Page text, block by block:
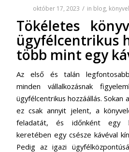
október 17, 2023 / in blog,
Tökéletes
ügyfélcentrikus
több mint egy
Az első és talán
minden vállalkozásnak
ügyfélcentrikus hozzáállás. Sokan
ez csak annyit jelent, a
feladatát, és időnként egy
keretében egy csésze kávéval
Pedig az igazi